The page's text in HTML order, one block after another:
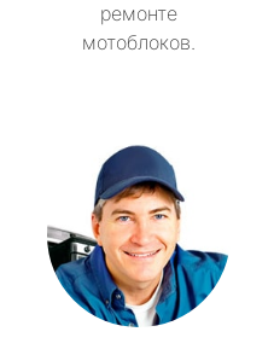
ремонте
мотоблоков.